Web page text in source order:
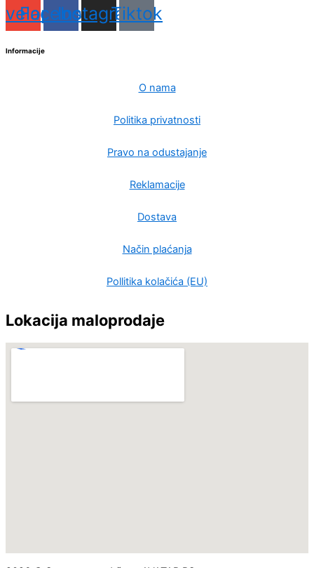
Facebook
Instagram
Tiktok
Informacije
O nama
Politika privatnosti
Pravo na odustajanje
Reklamacije
Dostava
Način plaćanja
Pollitika kolačića (EU)
Lokacija maloprodaje